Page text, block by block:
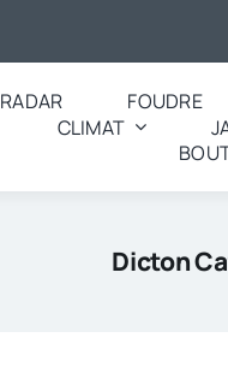
RADAR FOUDRE
CLIMAT
Dicton